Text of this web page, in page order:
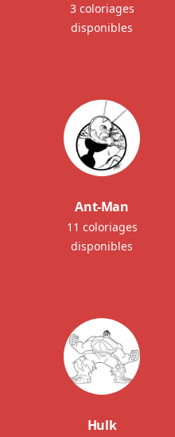
3 coloriages
disponibles
Ant-Man
11 coloriages
disponibles
Hulk